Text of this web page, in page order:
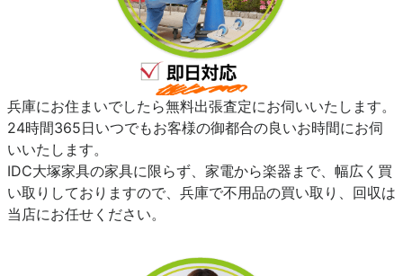
兵庫にお住まいでしたら無料出張査定にお伺いいたします。
24時間365日いつでもお客様の御都合の良いお時間にお伺
いいたします。
IDC大塚家具の家具に限らず、家電から楽器まで、幅広く買
い取りしておりますので、兵庫で不用品の買い取り、回収は
当店にお任せください。